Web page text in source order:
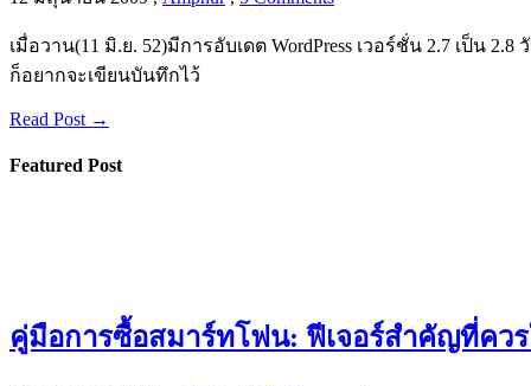
เมื่อวาน(11 มิ.ย. 52)มีการอับเดต WordPress เวอร์ชั่น 2.7 เป็น
ก็อยากจะเขียนบันทึกไว้
Read Post →
Featured Post
คู่มือการซื้อสมาร์ทโฟน: ฟีเจอร์สำคัญที่คว